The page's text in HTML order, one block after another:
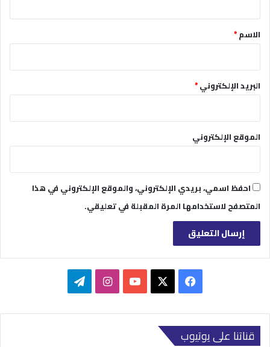
*الاسم*
البريد الإلكتروني*
الموقع الإلكتروني
احفظ اسمي، بريدي الإلكتروني، والموقع الإلكتروني في هذا
المتصفح لاستخدامها المرة المقبلة في تعليقي.
فيسبوك ‫YouTubeانستقرامتيلقرام
قناتنا على يوتيوب